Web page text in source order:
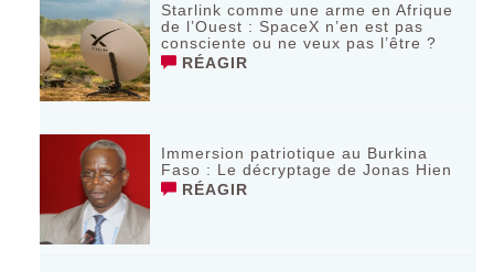
Starlink comme une arme en Afrique
de l’Ouest : SpaceX n’en est pas
consciente ou ne veux pas l’être ?
RÉAGIR
Immersion patriotique au Burkina
Faso : Le décryptage de Jonas Hien
RÉAGIR